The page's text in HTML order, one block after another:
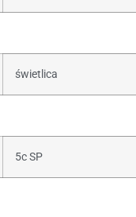
świetlica
5c SP